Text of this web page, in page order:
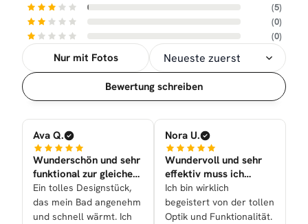
(5)
(0)
(0)
Nur mit Fotos
Sortierung
Bewertung schreiben
Ava Q.
Wunderschön und sehr
funktional zur gleichen
Zeit nun bei uns
Ein tolles Designstück,
das mein Bad angenehm
und schnell wärmt. Ich
Nora U.
Wundervoll und sehr
effektiv muss ich
sagen!
Ich bin wirklich
begeistert von der tollen
Optik und Funktionalität.